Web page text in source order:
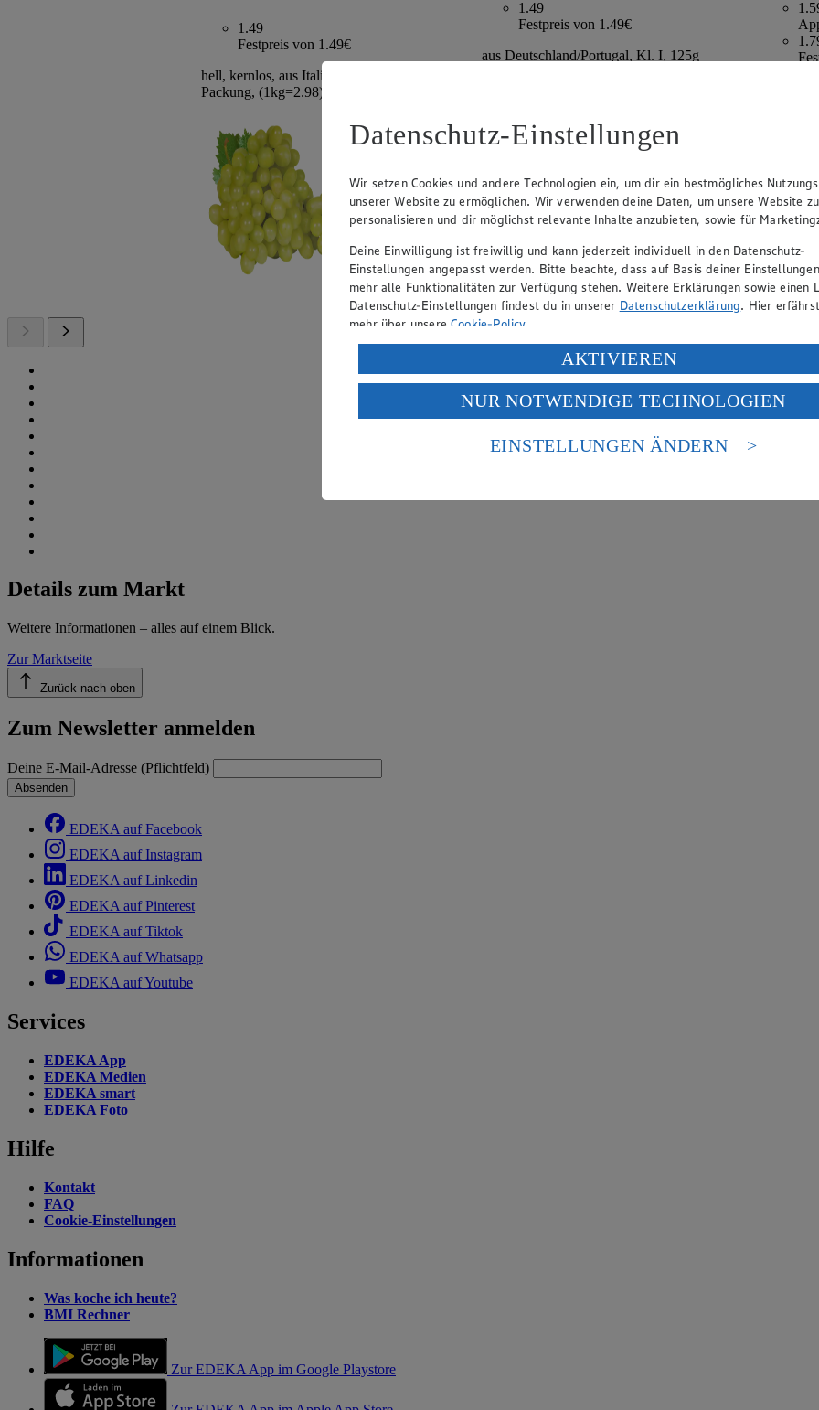
1.49
Festpreis von 1.49€
hell, kernlos, aus Italien/Spanien, Kl. I, 500g
Packung, (1kg=2.98)
1.49
Festpreis von 1.49€
aus Deutschland/Portugal, Kl. I, 125g
Kaktus,
Details zum Markt
Weitere Informationen – alles auf einem Blick.
Zur Marktseite
Zurück nach oben
Zum Newsletter anmelden
Deine E-Mail-Adresse (Pflichtfeld)
Absenden
EDEKA auf Facebook
EDEKA auf Instagram
EDEKA auf Linkedin
EDEKA auf Pinterest
EDEKA auf Tiktok
EDEKA auf Whatsapp
EDEKA auf Youtube
Services
EDEKA App
EDEKA Medien
EDEKA smart
EDEKA Foto
Hilfe
Kontakt
FAQ
Cookie-Einstellungen
Informationen
Was koche ich heute?
BMI Rechner
Zur EDEKA App im Google Playstore
Datenschutz-Einstellungen
Wir setzen Cookies und andere Technologien ein, um dir ein bestmögliches
unserer Website zu ermöglichen. Wir verwenden deine Daten, um unsere Website zu
personalisieren und dir möglichst relevante Inhalte anzubieten, sowie für
Deine Einwilligung ist freiwillig und kann jederzeit individuell in den Datenschutz-
Einstellungen angepasst werden. Bitte beachte, dass auf Basis deiner
mehr alle Funktionalitäten zur Verfügung stehen. Weitere Erklärungen sowie einen
Datenschutz-Einstellungen findest du in unserer Datenschutzerklärung. Hier
mehr über unsereCookie-Policy.
Verarbeitung deiner personenbezogenen Daten in den USA durch Facebook und
Wenn du auf „Aktivieren“ klickst, willigst du im Sinne des Art. 49 Abs. 1 Satz 1 lit.
ein, dass deine Daten in den USA verarbeitet werden. Der EuGH sieht die USA als
einem nach europäischen Standards nicht angemessenen Datenschutzniveau an. Es
Risiko eines Zugriffs durch US-amerikanische Behörden.
AKTIVIEREN
NUR NOTWENDIGE TECHNOLOGIEN
EINSTELLUNGEN ÄNDERN